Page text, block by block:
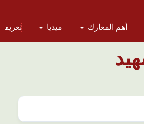
أهم المعارك ميديا تعريف